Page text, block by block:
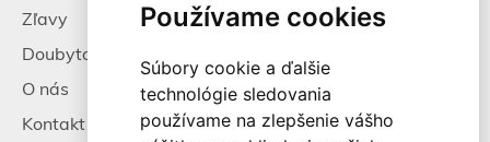
Používame cookies
Súbory cookie a ďalšie
technológie sledovania
používame na zlepšenie vášho
Zľavy
Doubytovanie
O nás
Kontakt
Pracovné príležitosti
Všeobecné zmluvné
podmienky